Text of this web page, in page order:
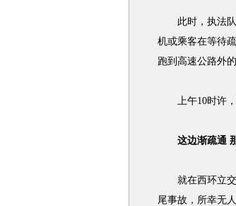
此时，执法队
机或乘客在等待
跑到高速公路外的
上午10时许，
这边渐疏通
就在西环立交
尾事故 ，所幸无